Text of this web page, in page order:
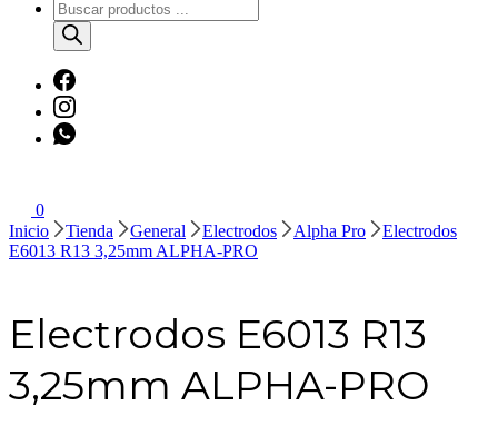
Búsqueda
de
productos
0
Inicio
Tienda General Electrodos Alpha Pro
Electrodos
E6013 R13 3,25mm ALPHA-PRO
Electrodos E6013 R13
3,25mm ALPHA-PRO